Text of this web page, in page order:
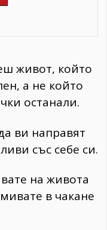
живот, който
а не който
останали.
ви направят
със себе си.
на живота
в чакане